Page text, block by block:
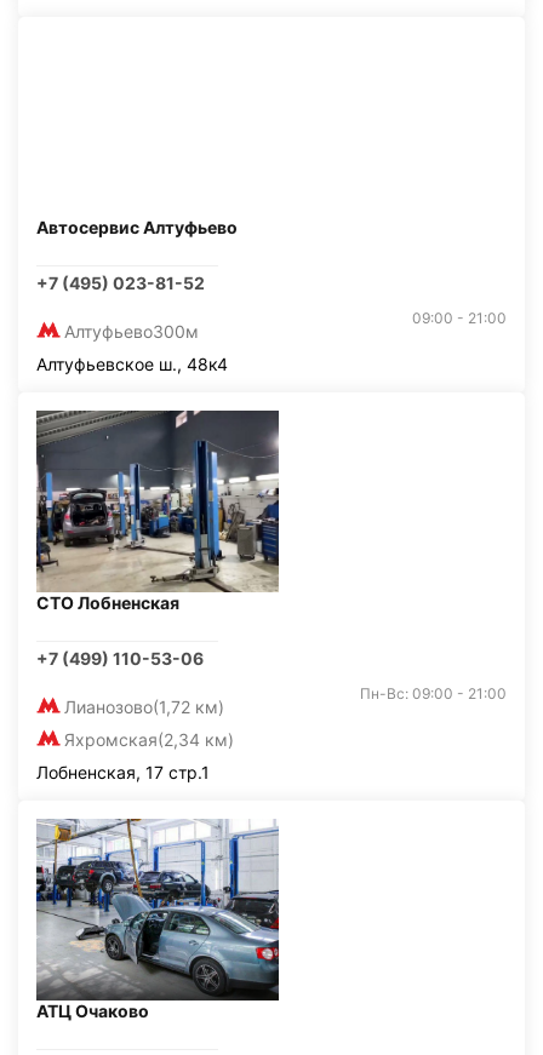
Автосервис Алтуфьево
+7 (495) 023-81-52
Алтуфьево300м
09:00 - 21:00
Алтуфьевское ш., 48к4
СТО Лобненская
+7 (499) 110-53-06
Лианозово(1,72 км)
Яхромская(2,34 км)
Пн-Вс: 09:00 - 21:00
Лобненская, 17 стр.1
АТЦ Очаково